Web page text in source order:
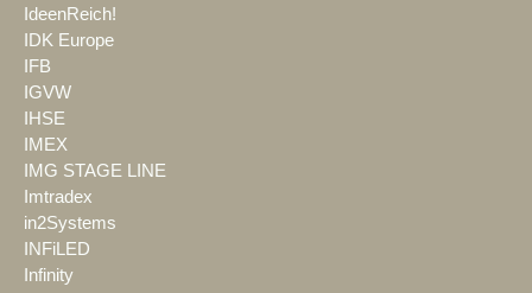
IdeenReich!
IDK Europe
IFB
IGVW
IHSE
IMEX
IMG STAGE LINE
Imtradex
in2Systems
INFiLED
Infinity